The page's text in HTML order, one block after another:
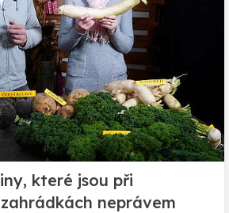
které jsou při
neprávem